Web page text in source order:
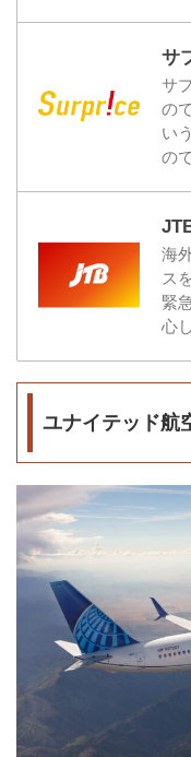
サ
サ
の
い
の
海
ス
緊
心
ユナイテッド航